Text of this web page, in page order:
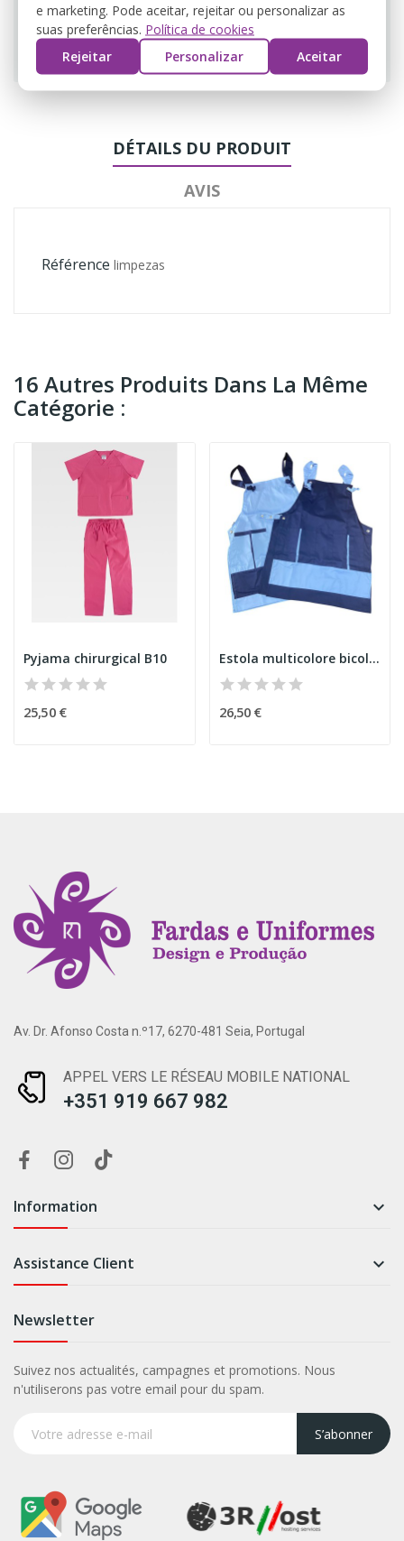
Guarantee safe & secure checkout
DÉTAILS DU PRODUIT
AVIS
Référence limpezas
16 Autres Produits Dans La Même
Catégorie :
Pyjama chirurgical B10
25,50 €
Estola multicolore bicolore bleue
26,50 €
Av. Dr. Afonso Costa n.º17, 6270-481 Seia, Portugal
APPEL VERS LE RÉSEAU MOBILE NATIONAL
+351 919 667 982
Information 
Assistance Client 
Newsletter
Suivez nos actualités, campagnes et promotions. Nous
n'utiliserons pas votre email pour du spam.
S’abonner
e marketing. Pode aceitar, rejeitar ou personalizar as
suas preferências. Política de cookies
Rejeitar
Personalizar Aceitar